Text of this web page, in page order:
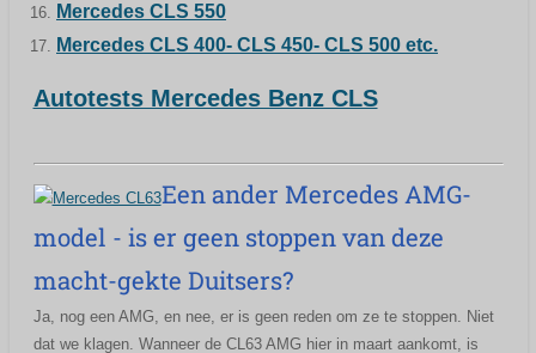
Mercedes CLS 550
Mercedes CLS 400- CLS 450- CLS 500 etc.
Autotests Mercedes Benz CLS
Een ander Mercedes AMG-
model - is er geen stoppen van deze
macht-gekte Duitsers?
Ja, nog een AMG, en nee, er is geen reden om ze te stoppen. Niet
dat we klagen. Wanneer de CL63 AMG hier in maart aankomt, is